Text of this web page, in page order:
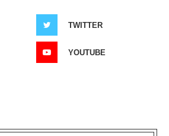
TWITTER
YOUTUBE